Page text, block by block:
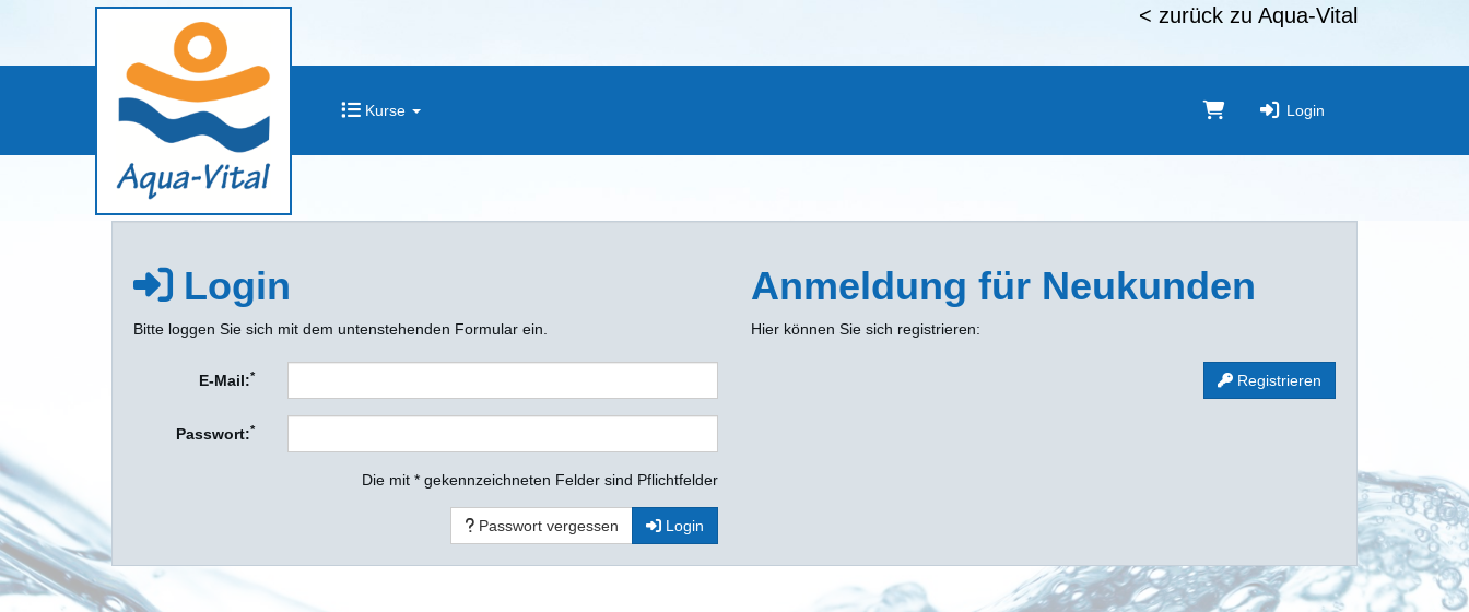
< zurück zu Aqua-Vital
Kurse Login
Login
Bitte loggen Sie sich mit dem untenstehenden Formular ein.
E-Mail:*
Passwort:*
Die mit * gekennzeichneten Felder sind Pflichtfelder
Passwort vergessen Login
Anmeldung für Neukunden
Hier können Sie sich registrieren:
Registrieren